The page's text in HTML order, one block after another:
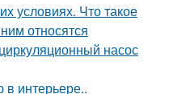
условиях. Что такое
относятся
насос
в интерьере..